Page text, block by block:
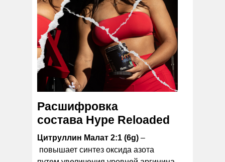
Расшифровка
состава Hype Reloaded
Цитруллин Малат 2:1 (6g) –
повышает синтез оксида азота